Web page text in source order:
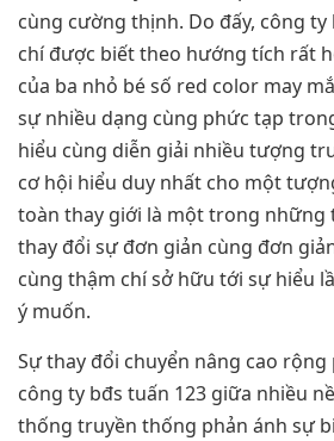
cùng cường thịnh. Do đấy, công
chí được biết theo hướng tích rất
của ba nhỏ bé số red color may
sự nhiều dạng cùng phức tạp
hiểu cùng diễn giải nhiều tượng
cơ hội hiểu duy nhất cho một
toàn thay giới là một trong những
thay đổi sự đơn giản cùng đơn
cùng thậm chí sở hữu tới sự hiểu
ý muốn.
Sự thay đổi chuyển nâng cao rộng
công ty bđs tuấn 123 giữa nhiều
thống truyền thống phản ánh sự